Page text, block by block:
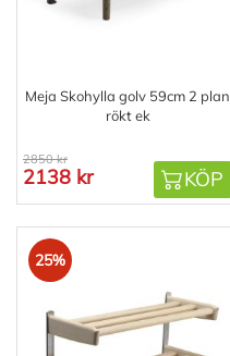
Meja Skohylla golv 59cm 2 plan
rökt ek
2850 kr
2138 kr KÖP
25%